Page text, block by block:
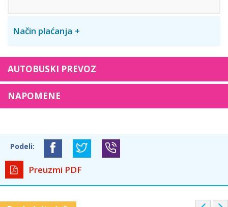
Način plaćanja
AUTOBUSKI PREVOZ
NAPOMENE
Podeli:
Preuzmi PDF